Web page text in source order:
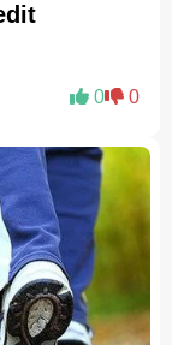
0 0